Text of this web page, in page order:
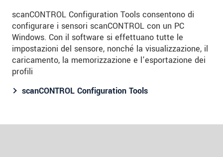
scanCONTROL Configuration Tools consentono di
configurare i sensori scanCONTROL con un PC
Windows. Con il software si effettuano tutte le
impostazioni del sensore, nonché la visualizzazione, il
caricamento, la memorizzazione e l'esportazione dei
profili
scanCONTROL Configuration Tools